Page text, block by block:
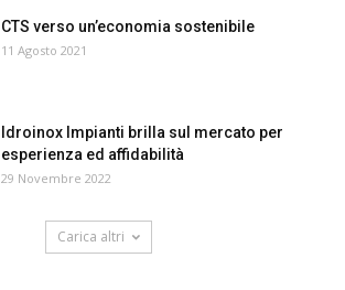
CTS verso un’economia sostenibile
11 Agosto 2021
Idroinox Impianti brilla sul mercato per
esperienza ed affidabilità
29 Novembre 2022
Carica altri